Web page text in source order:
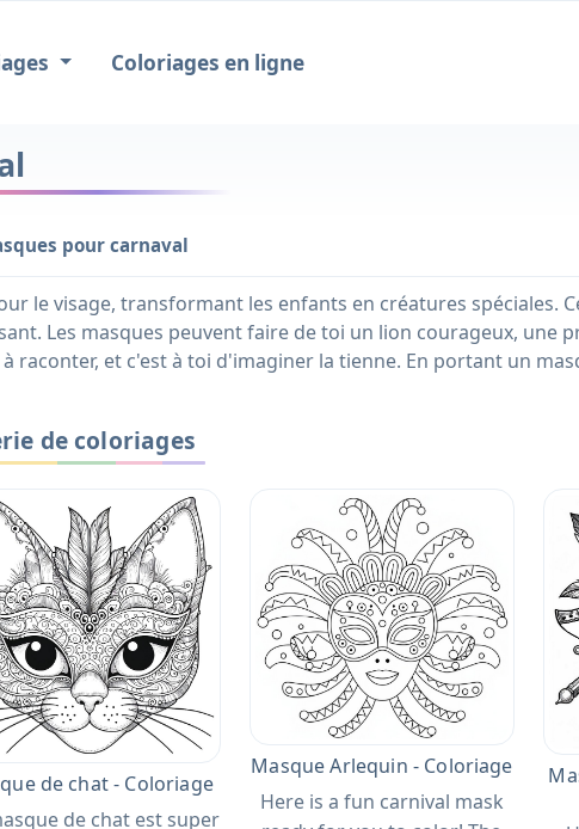
Coloriages en ligne
pour carnaval
le visage, transformant les enfants en créatures spéciales.
Les masques peuvent faire de toi un lion courageux, une
raconter, et c'est à toi d'imaginer la tienne. En portant un
de coloriages
de chat - Coloriage
de chat est super
Masque Arlequin - Coloriage
Here is a fun carnival mask